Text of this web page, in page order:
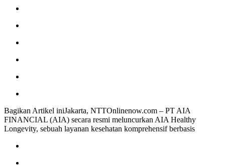
Bagikan Artikel iniJakarta, NTTOnlinenow.com – PT AIA
FINANCIAL (AIA) secara resmi meluncurkan AIA Healthy
Longevity, sebuah layanan kesehatan komprehensif berbasis